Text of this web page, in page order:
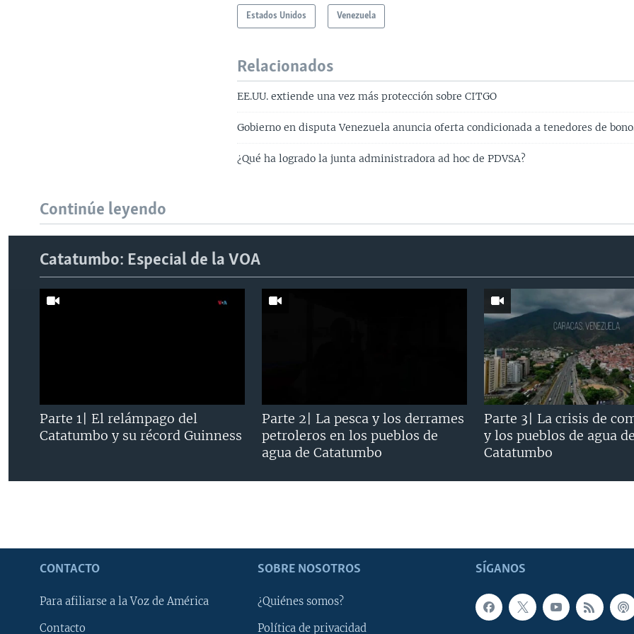
Estados Unidos Venezuela
Relacionados
EE.UU. extiende una vez más protección sobre CITGO
Gobierno en disputa Venezuela anuncia oferta condicionada a tenedores de
¿Qué ha logrado la junta administradora ad hoc de PDVSA?
Continúe leyendo
Catatumbo: Especial de la VOA
Parte 1| El relámpago del
Catatumbo y su récord Guinness
Parte 2| La pesca y los derrames
petroleros en los pueblos de
agua de Catatumbo
Parte 3| La crisis de
y los pueblos de agua
Catatumbo
SÍGANOS
CONTACTO
Para afiliarse a la Voz de América
Contacto
SOBRE NOSOTROS
¿Quiénes somos?
Política de privacidad